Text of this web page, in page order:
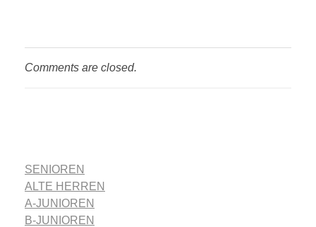
Comments are closed.
SENIOREN
ALTE HERREN
A-JUNIOREN
B-JUNIOREN